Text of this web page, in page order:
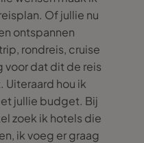
Of jullie nu
ontspannen
rondreis, cruise
voor dat dit de reis
Uiteraard hou ik
jullie budget. Bij
zoek ik hotels die
ik voeg er graag